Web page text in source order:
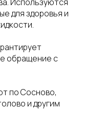
для здоровья и
обращение с
по Сосново,
и другим